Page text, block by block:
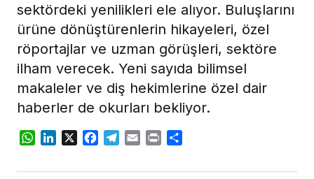
sektördeki yenilikleri ele alıyor. Buluşlarını
ürüne dönüştürenlerin hikayeleri, özel
röportajlar ve uzman görüşleri, sektöre
ilham verecek. Yeni sayıda bilimsel
makaleler ve diş hekimlerine özel dair
haberler de okurları bekliyor.
WhatsApp
LinkedIn
X Facebook
Telegram
Email Print